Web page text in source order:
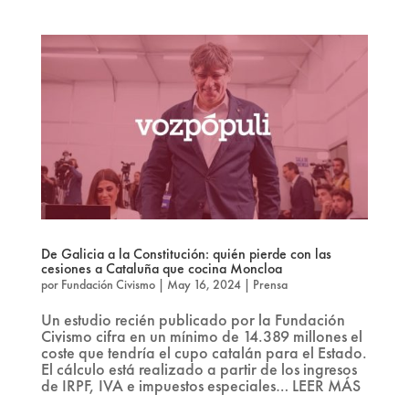
De Galicia a la Constitución: quién pierde con las
cesiones a Cataluña que cocina Moncloa
por Fundación Civismo| May 16, 2024| Prensa
Un estudio recién publicado por la Fundación
Civismo cifra en un mínimo de 14.389 millones el
coste que tendría el cupo catalán para el Estado.
El cálculo está realizado a partir de los ingresos
de IRPF, IVA e impuestos especiales… LEER MÁS